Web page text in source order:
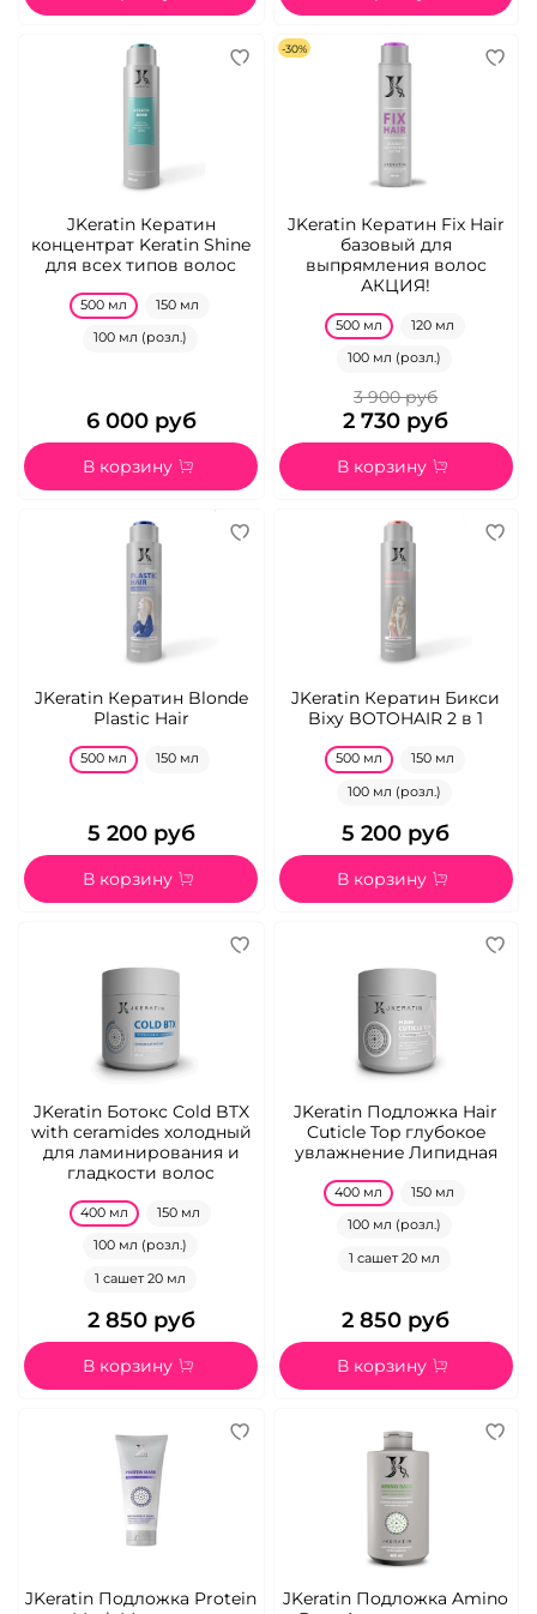
JKeratin Кератин
концентрат Keratin Shine
для всех типов волос
500 мл 150 мл
100 мл (розл.)
6 000 руб
В корзину
-30%
JKeratin Кератин Fix Hair
базовый для
выпрямления волос
АКЦИЯ!
500 мл 120 мл
100 мл (розл.)
3 900 руб
2 730 руб
В корзину
JKeratin Кератин Blonde
Plastic Hair
500 мл 150 мл
5 200 руб
В корзину
JKeratin Кератин Бикси
Bixy BOTOHAIR 2 в 1
500 мл 150 мл
100 мл (розл.)
5 200 руб
В корзину
JKeratin Ботокс Cold BTX
with ceramides холодный
для ламинирования и
гладкости волос
400 мл 150 мл
100 мл (розл.)
1 сашет 20 мл
2 850 руб
В корзину
JKeratin Подложка Hair
Cuticle Top глубокоe
увлажнениe Липидная
400 мл 150 мл
100 мл (розл.)
1 сашет 20 мл
2 850 руб
В корзину
JKeratin Подложка Protein
JKeratin Подложка Amino